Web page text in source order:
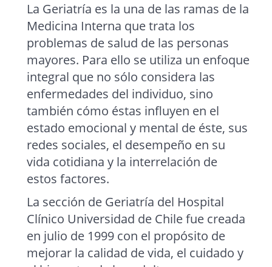
La Geriatría es la una de las ramas de la
Medicina Interna que trata los
problemas de salud de las personas
mayores. Para ello se utiliza un enfoque
integral que no sólo considera las
enfermedades del individuo, sino
también cómo éstas influyen en el
estado emocional y mental de éste, sus
redes sociales, el desempeño en su
vida cotidiana y la interrelación de
estos factores.
La sección de Geriatría del Hospital
Clínico Universidad de Chile fue creada
en julio de 1999 con el propósito de
mejorar la calidad de vida, el cuidado y